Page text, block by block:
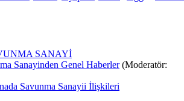
SANAYİ
Sanayinden Genel Haberler (Moderatör:
Savunma Sanayii İlişkileri